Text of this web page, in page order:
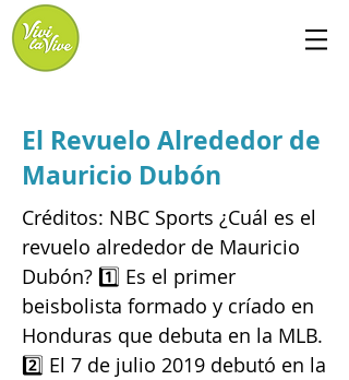
El Revuelo Alrededor de
Mauricio Dubón
Créditos: NBC Sports ¿Cuál es el
revuelo alrededor de Mauricio
Dubón? 1️⃣ Es el primer
beisbolista formado y críado en
Honduras que debuta en la MLB.
2️⃣ El 7 de julio 2019 debutó en la